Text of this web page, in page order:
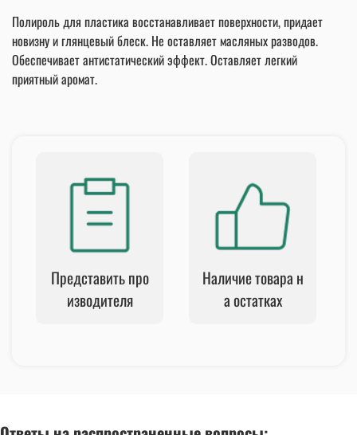
Полироль для пластика восстанавливает поверхности, придает
новизну и глянцевый блеск. Не оставляет масляных разводов.
Обеспечивает антистатический эффект. Оставляет легкий
приятный аромат.
Представить про
изводителя
Наличие товара н
а остатках